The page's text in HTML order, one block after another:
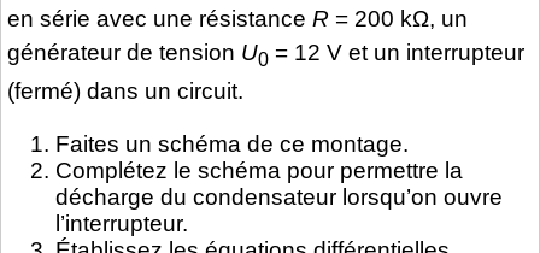
en série avec une résistance R = 200 kΩ, un
générateur de tension U0 = 12 V et un interrupteur
(fermé) dans un circuit.
Faites un schéma de ce montage.
Complétez le schéma pour permettre la
décharge du condensateur lorsqu’on ouvre
l’interrupteur.